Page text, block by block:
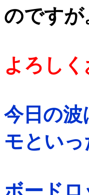
のですが
よろし
今日の波
モとい
ボード